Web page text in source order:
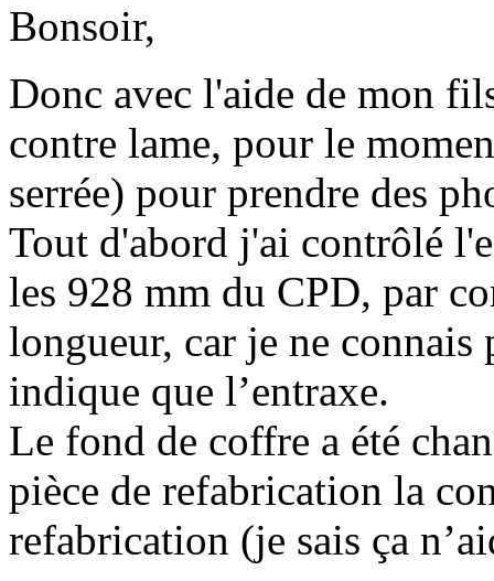
Bonsoir,
Donc avec l'aide de mon
contre lame, pour le
serrée) pour prendre des
Tout d'abord j'ai contrôlé
les 928 mm du CPD, par
longueur, car je ne
indique que l’entraxe.
Le fond de coffre a été
pièce de refabrication la
refabrication (je sais ça